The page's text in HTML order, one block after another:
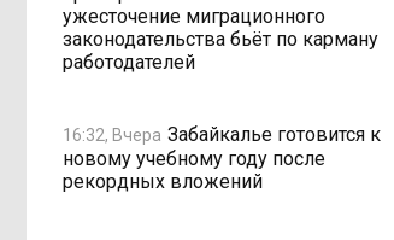
ужесточение миграционного
законодательства бьёт по карману
работодателей
16:32, Вчера Забайкалье готовится к
новому учебному году после
рекордных вложений